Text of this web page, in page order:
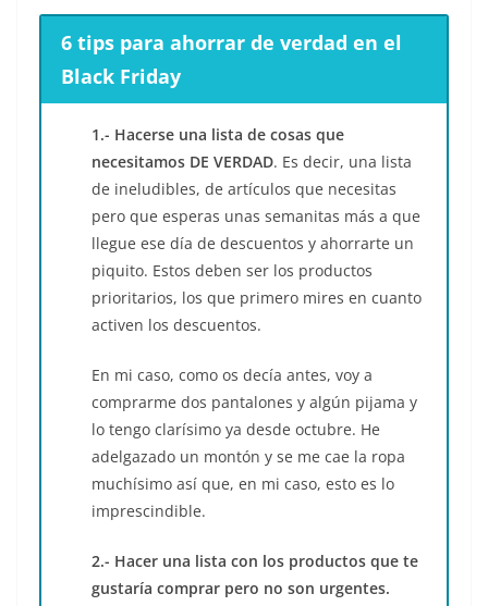
6 tips para ahorrar de verdad en el
Black Friday
1.- Hacerse una lista de cosas que
necesitamos DE VERDAD. Es decir, una lista
de ineludibles, de artículos que necesitas
pero que esperas unas semanitas más a que
llegue ese día de descuentos y ahorrarte un
piquito. Estos deben ser los productos
prioritarios, los que primero mires en cuanto
activen los descuentos.
En mi caso, como os decía antes, voy a
comprarme dos pantalones y algún pijama y
lo tengo clarísimo ya desde octubre. He
adelgazado un montón y se me cae la ropa
muchísimo así que, en mi caso, esto es lo
imprescindible.
2.- Hacer una lista con los productos que te
gustaría comprar pero no son urgentes.